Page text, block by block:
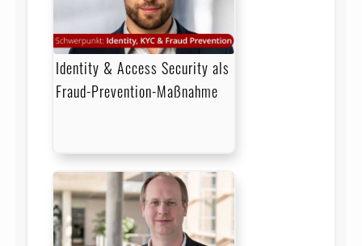
Identity & Access Security als
Fraud-Prevention-Maßnahme